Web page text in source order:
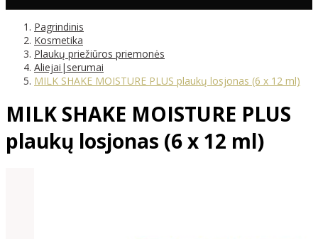
Pagrindinis
Kosmetika
Plaukų priežiūros priemonės
Aliejai|serumai
MILK SHAKE MOISTURE PLUS plaukų losjonas (6 x 12 ml)
MILK SHAKE MOISTURE PLUS
plaukų losjonas (6 x 12 ml)